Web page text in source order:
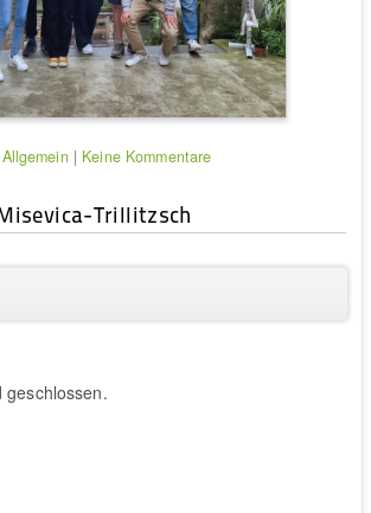
Allgemein| Keine Kommentare
Trillitzsch
geschlossen.